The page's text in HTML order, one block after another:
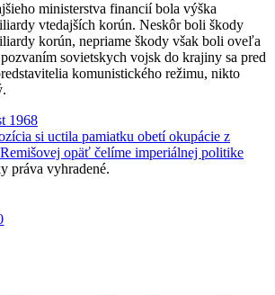
ministerstva financií bola výška
vtedajších korún. Neskôr boli škody
korún, nepriame škody však boli oveľa
sovietskych vojsk do krajiny sa pred
komunistického režimu, nikto
1968
si uctila pamiatku obetí okupácie z
opäť čelíme imperiálnej politike
práva vyhradené.